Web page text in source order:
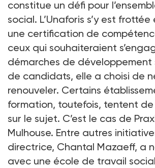
constitue un défi pour
social. L’Unaforis s’y est
une certification de
ceux qui souhaiteraient
démarches de développement
de candidats, elle a choisi de
renouveler. Certains
formation, toutefois, tentent de
sur le sujet. C’est le cas de
Mulhouse. Entre autres
directrice, Chantal Mazaeff, a
avec une école de travail